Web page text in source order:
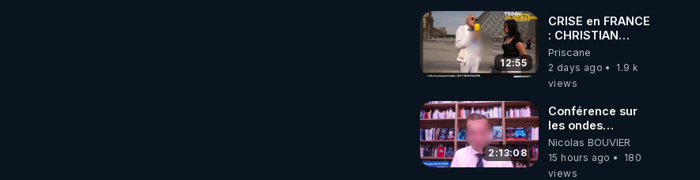
carbone.
12:55
CRISE en FRANCE
: CHRISTIAN
COTTEN FAIT une
étrange
découverte
Priscane
2 days ago
1.9 k
views
2:13:08
Conférence sur
les ondes
électromagnétiques
par Grégoire
Caustru et Bart de
Nicolas BOUVIER
15 hours ago
180
views